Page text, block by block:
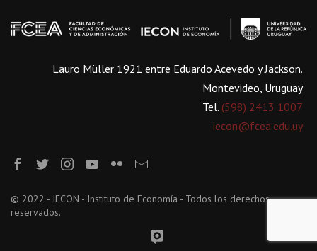
Lauro Müller 1921 entre Eduardo Acevedo y Jackson.
Montevideo, Uruguay
Tel. (598) 2413 1007
iecon@fcea.edu.uy
© 2022 - IECON - Instituto de Economía - Todos los derechos
reservados.